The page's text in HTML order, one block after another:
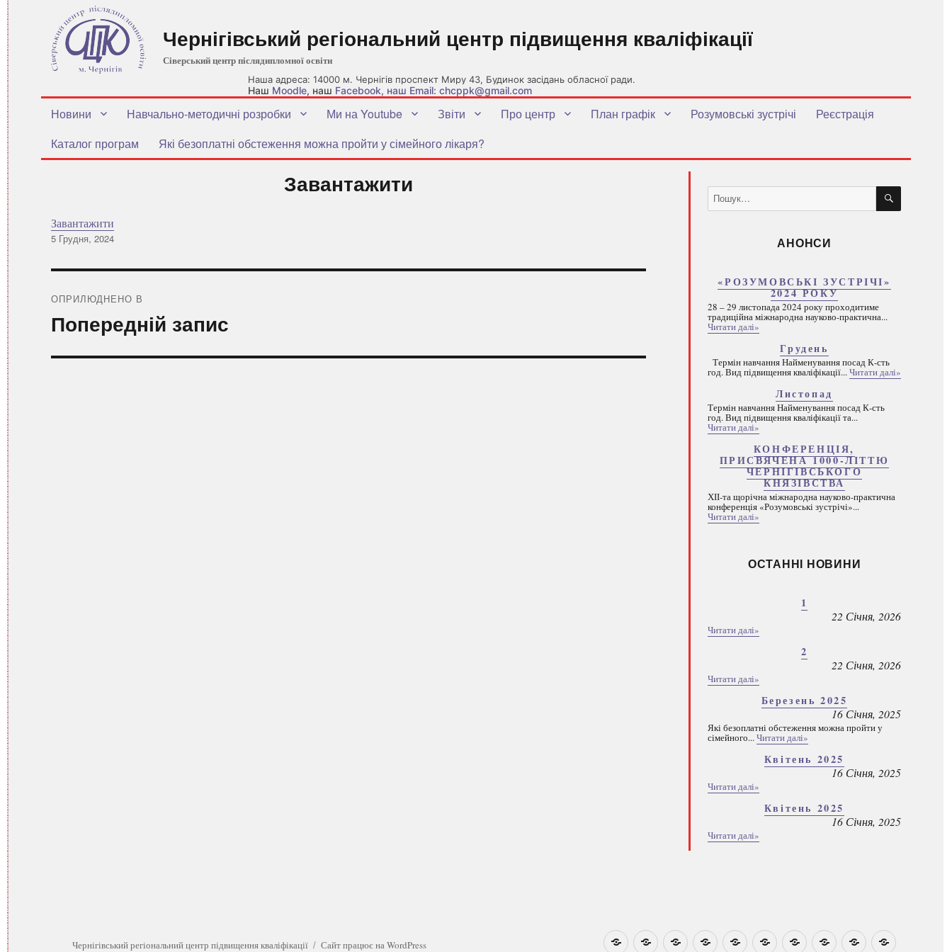
Наша адреса: 14000 м. Чернігів проспект Миру 43, Будинок засідань обласної ради.
Наш Moodle, наш Facebook, наш Email: chcppk@gmail.com
Чернігівський регіональний центр підвищення кваліфікації
Сіверський центр післядипломної освіти
Новини Навчально-методичні розробки Ми на Youtube Звіти Про центр План графік Розумовські зустрічі
Реєстрація
Каталог програм
Які безоплатні обстеження можна пройти у сімейного лікаря?
Завантажити
Завантажити
Оприлюднено
5 Грудня, 2024
записів
ОПРИЛЮДНЕНО В
Попередній запис
Пошук
за
ШУКАТИ
АНОНСИ
«РОЗУМОВСЬКІ ЗУСТРІЧІ»
2024 РОКУ
28 – 29 листопада 2024 року проходитиме
традиційна міжнародна науково-практична...
Читати далі»
Грудень
Термін навчання Найменування посад К-сть
год. Вид підвищення кваліфікації...Читати далі»
Листопад
Термін навчання Найменування посад К-сть
год. Вид підвищення кваліфікації та...
Читати далі»
КОНФЕРЕНЦІЯ,
ПРИСВЯЧЕНА 1000-ЛІТТЮ
ЧЕРНІГІВСЬКОГО
КНЯЗІВСТВА
ХІІ-та щорічна міжнародна науково-практична
конференція «Розумовські зустрічі»...
Читати далі»
ОСТАННІ НОВИНИ
1
22 Січня, 2026
Читати далі»
2
22 Січня, 2026
Читати далі»
Березень 2025
16 Січня, 2025
Які безоплатні обстеження можна пройти у
сімейного...Читати далі»
Квітень 2025
16 Січня, 2025
Читати далі»
Квітень 2025
16 Січня, 2025
Читати далі»
НовиниНавчально-
Ми
Звіти Про
План Розумовські
Реєстрація
КаталогЯкі
Чернігівський регіональний центр підвищення кваліфікації Сайт працює на WordPress